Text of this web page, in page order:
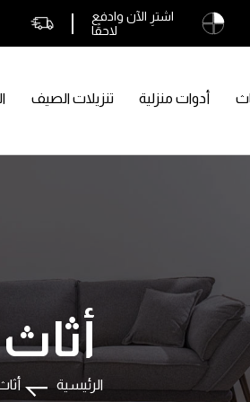
اشترِ الآن وادفع
لاحقًا
أدوات منزلية تنزيلات الصيف
الرئيسية
أثاث